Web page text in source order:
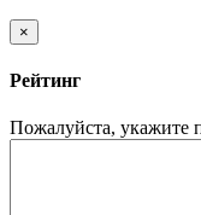
×
Рейтинг
Пожалуйста, укажите